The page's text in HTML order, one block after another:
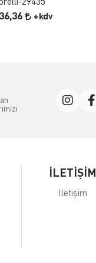
+kdv
İLETİŞİM
İletişim